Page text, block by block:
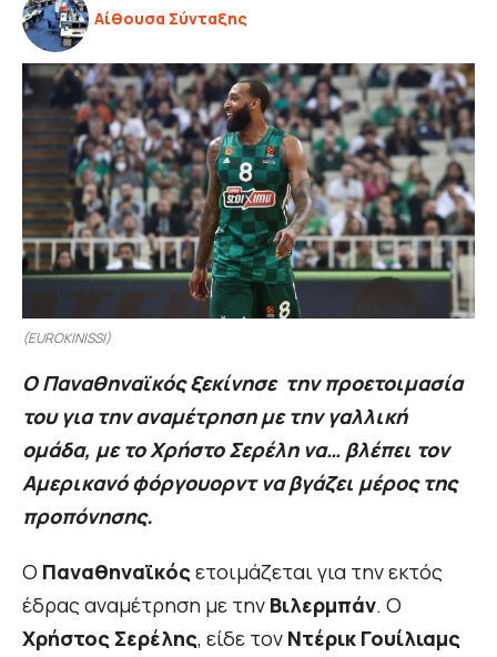
Αίθουσα Σύνταξης
(EUROKINISSI)
Ο Παναθηναϊκός ξεκίνησε την προετοιμασία
του για την αναμέτρηση με την γαλλική
ομάδα, με το Χρήστο Σερέλη να… βλέπει τον
Αμερικανό φόργουορντ να βγάζει μέρος της
προπόνησης.
O Παναθηναϊκός ετοιμάζεται για την εκτός
έδρας αναμέτρηση με την Βιλερμπάν. Ο
Χρήστος Σερέλης, είδε τον Ντέρικ Γουίλιαμς